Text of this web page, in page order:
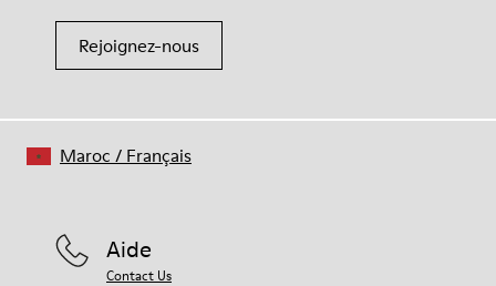
Rejoignez-nous
Aide
Contact Us
Maroc / Français